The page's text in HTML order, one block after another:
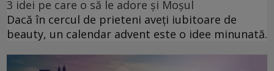
3 idei pe care o să le adore și Moșul
Dacă în cercul de prieteni aveți iubitoare de
beauty, un calendar advent este o idee minunată.